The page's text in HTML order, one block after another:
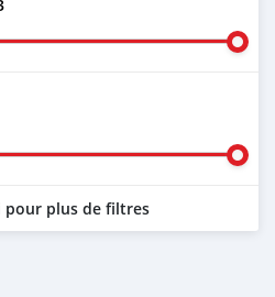
pour plus de filtres